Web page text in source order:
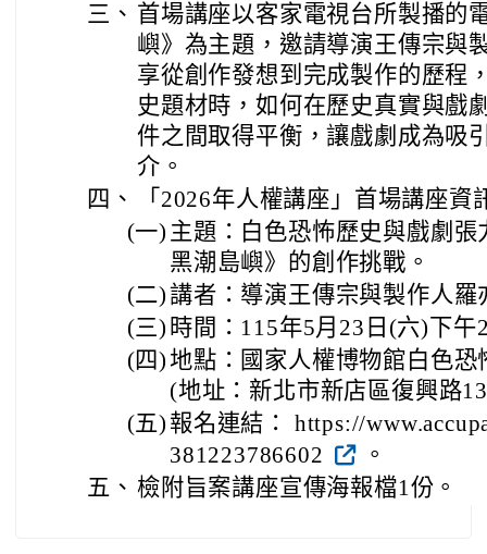
三、 首場講座以客家電視台所製播的
嶼》為主題，邀請導演王傳宗與
享從創作發想到完成製作的歷程
史題材時，如何在歷史真實與戲
件之間取得平衡，讓戲劇成為吸
介。
四、
「2026年人權講座」首場講座資
(一) 主題：白色恐怖歷史與戲劇
黑潮島嶼》的創作挑戰。
(二)講者：導演王傳宗與製作人羅
(三) 時間：115年5月23日(六)下午
(四)地點：國家人權博物館白色
(地址：新北市新店區復興路
(五) 報名連結： https://
381223786602
。
五、 檢附旨案講座宣傳海報檔1份。